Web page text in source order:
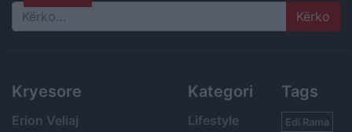
Search
Kryesore
Erion Veliaj
Kategori
Lifestyle
Tags
Edi Rama